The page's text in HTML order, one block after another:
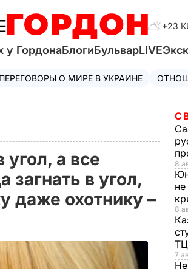
+23
у ГордонаБлогиБульварLIVE
ПЕРЕГОВОРЫ О МИРЕ В УКРАИНЕ
а все
загнать в угол,
даже охотнику –
8
8
7